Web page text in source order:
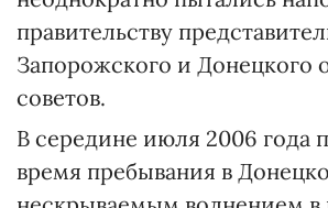
правительству
Запорожского и Донецкого
советов.
В середине июля 2006 года
время пребывания в